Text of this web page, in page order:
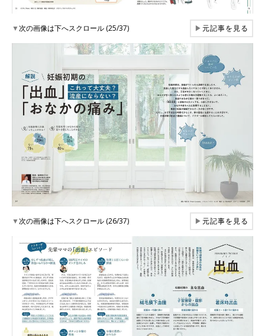
▼次の画像は下へスクロール (25/37) ▶元記事を見る
▼次の画像は下へスクロール (26/37) ▶元記事を見る